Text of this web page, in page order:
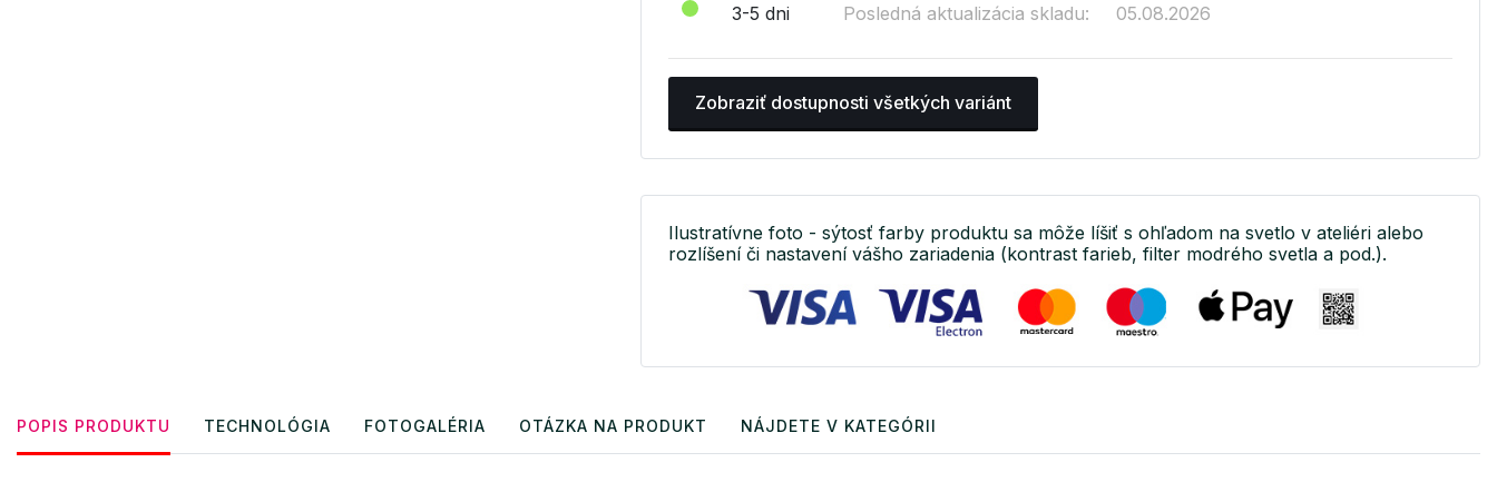
3-5 dni Posledná aktualizácia skladu: 05.08.2026
Zobraziť dostupnosti všetkých variánt
Ilustratívne foto - sýtosť farby produktu sa môže líšiť s ohľadom na svetlo v ateliéri alebo
rozlíšení či nastavení vášho zariadenia (kontrast farieb, filter modrého svetla a pod.).
POPIS PRODUKTU TECHNOLÓGIA FOTOGALÉRIA OTÁZKA NA PRODUKT NÁJDETE V KATEGÓRII